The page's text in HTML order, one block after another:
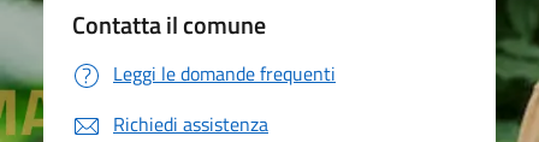
Contatta il comune
Leggi le domande frequenti
Richiedi assistenza